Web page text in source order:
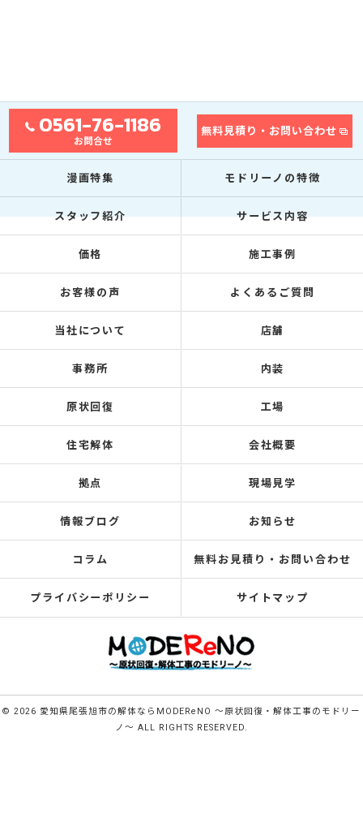
0561-76-1186
お問合せ
無料見積り・お問い合わせ
漫画特集 モドリーノの特徴
スタッフ紹介 サービス内容
価格 施工事例
お客様の声 よくあるご質問
当社について 店舗
事務所 内装
原状回復 工場
住宅解体 会社概要
拠点 現場見学
情報ブログ お知らせ
コラム 無料お見積り・お問い合わせ
プライバシーポリシー サイトマップ
© 2026 愛知県尾張旭市の解体ならMODEReNO ～原状回復・解体工事のモドリー
ノ～ ALL RIGHTS RESERVED.